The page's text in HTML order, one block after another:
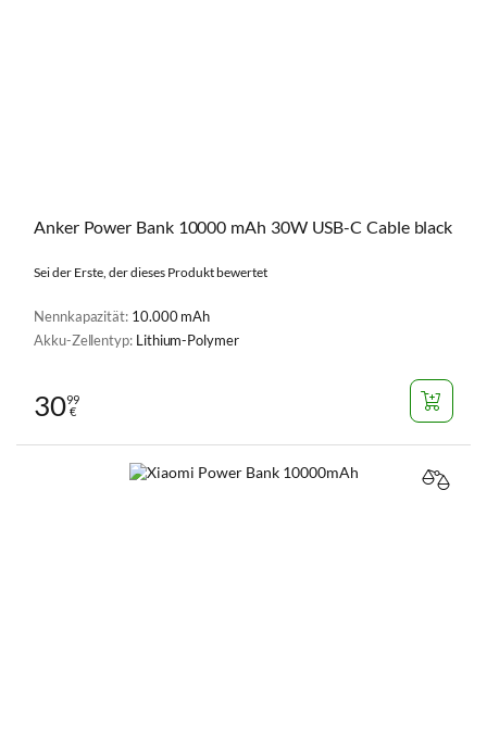
Anker Power Bank 10000 mAh 30W USB-C Cable black
Sei der Erste, der dieses Produkt bewertet
Nennkapazität: 10.000 mAh
Akku-Zellentyp: Lithium-Polymer
3099
€